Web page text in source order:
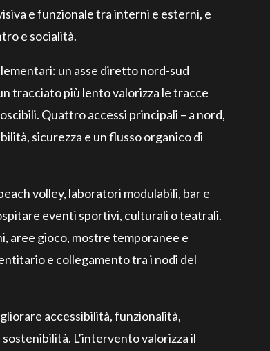
e funzionale tra interni e esterni, e
e socialità.
un asse diretto nord-sud
tracciato più lento valorizza le tracce
Quattro accessi principali – a nord,
sicurezza e un flusso organico di
volley, laboratori modulabili, bar e
eventi sportivi, culturali o teatrali.
aree gioco, mostre temporanee e
e collegamento tra i nodi del
accessibilità, funzionalità,
L’intervento valorizza il